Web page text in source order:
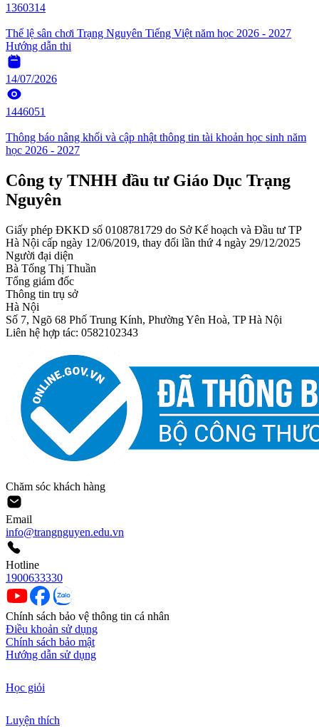
1360314
Thể lệ sân chơi Trạng Nguyên Tiếng Việt năm học 2026 - 2027
Hướng dẫn thi
14/07/2026
1446051
Thông báo nâng khối và cập nhật thông tin tài khoản học sinh năm
học 2026 - 2027
Công ty TNHH đầu tư Giáo Dục Trạng
Nguyên
Giấy phép ĐKKD số 0108781729 do Sở Kế hoạch và Đầu tư TP
Hà Nội cấp ngày 12/06/2019, thay đổi lần thứ 4 ngày 29/12/2025
Người đại diện
Bà Tống Thị Thuần
Tổng giám đốc
Thông tin trụ sở
Hà Nội
Số 7, Ngõ 68 Phố Trung Kính, Phường Yên Hoà, TP Hà Nội
Liên hệ hợp tác: 0582102343
Chăm sóc khách hàng
Email
info@trangnguyen.edu.vn
Hotline
1900633330
Chính sách bảo vệ thông tin cá nhân
Điều khoản sử dụng
Chính sách bảo mật
Hướng dẫn sử dụng
Học giỏi
Luyện thích